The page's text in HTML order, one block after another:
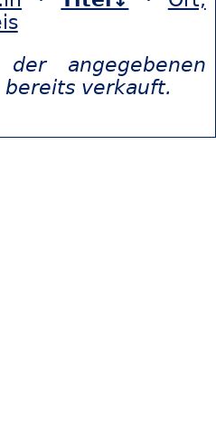
angegebenen
verkauft.